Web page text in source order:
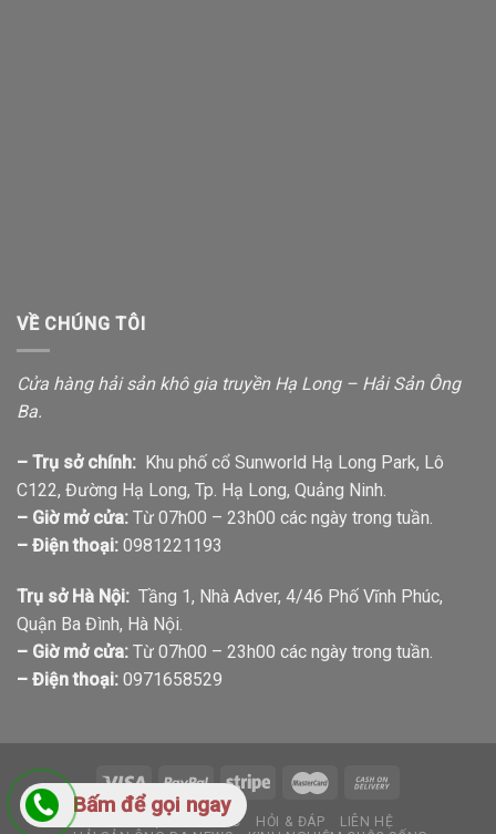
VỀ CHÚNG TÔI
Cửa hàng hải sản khô gia truyền Hạ Long – Hải Sản Ông
Ba.
– Trụ sở chính: Khu phố cổ Sunworld Hạ Long Park, Lô
C122, Đường Hạ Long, Tp. Hạ Long, Quảng Ninh.
– Giờ mở cửa: Từ 07h00 – 23h00 các ngày trong tuần.
– Điện thoại: 0981221193
Trụ sở Hà Nội: Tầng 1, Nhà Adver, 4/46 Phố Vĩnh Phúc,
Quận Ba Đình, Hà Nội.
– Giờ mở cửa: Từ 07h00 – 23h00 các ngày trong tuần.
– Điện thoại: 0971658529
GIỚI THIỆU TIN TỨC HỎI & ĐÁP
LIÊN HỆ
Bấm để gọi ngay